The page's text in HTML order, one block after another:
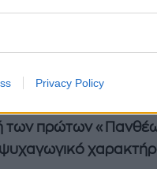
Privacy Policy
των πρώτων